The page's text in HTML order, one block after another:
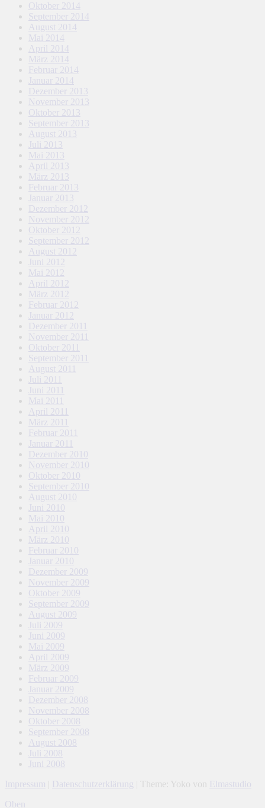
Oktober 2014
September 2014
August 2014
Mai 2014
April 2014
März 2014
Februar 2014
Januar 2014
Dezember 2013
November 2013
Oktober 2013
September 2013
August 2013
Juli 2013
Mai 2013
April 2013
März 2013
Februar 2013
Januar 2013
Dezember 2012
November 2012
Oktober 2012
September 2012
August 2012
Juni 2012
Mai 2012
April 2012
März 2012
Februar 2012
Januar 2012
Dezember 2011
November 2011
Oktober 2011
September 2011
August 2011
Juli 2011
Juni 2011
Mai 2011
April 2011
März 2011
Februar 2011
Januar 2011
Dezember 2010
November 2010
Oktober 2010
September 2010
August 2010
Juni 2010
Mai 2010
April 2010
März 2010
Februar 2010
Januar 2010
Dezember 2009
November 2009
Oktober 2009
September 2009
August 2009
Juli 2009
Juni 2009
Mai 2009
April 2009
März 2009
Februar 2009
Januar 2009
Dezember 2008
November 2008
Oktober 2008
September 2008
August 2008
Juli 2008
Juni 2008
Impressum
Datenschutzerklärung Theme: Yoko von
Elmastudio
Oben